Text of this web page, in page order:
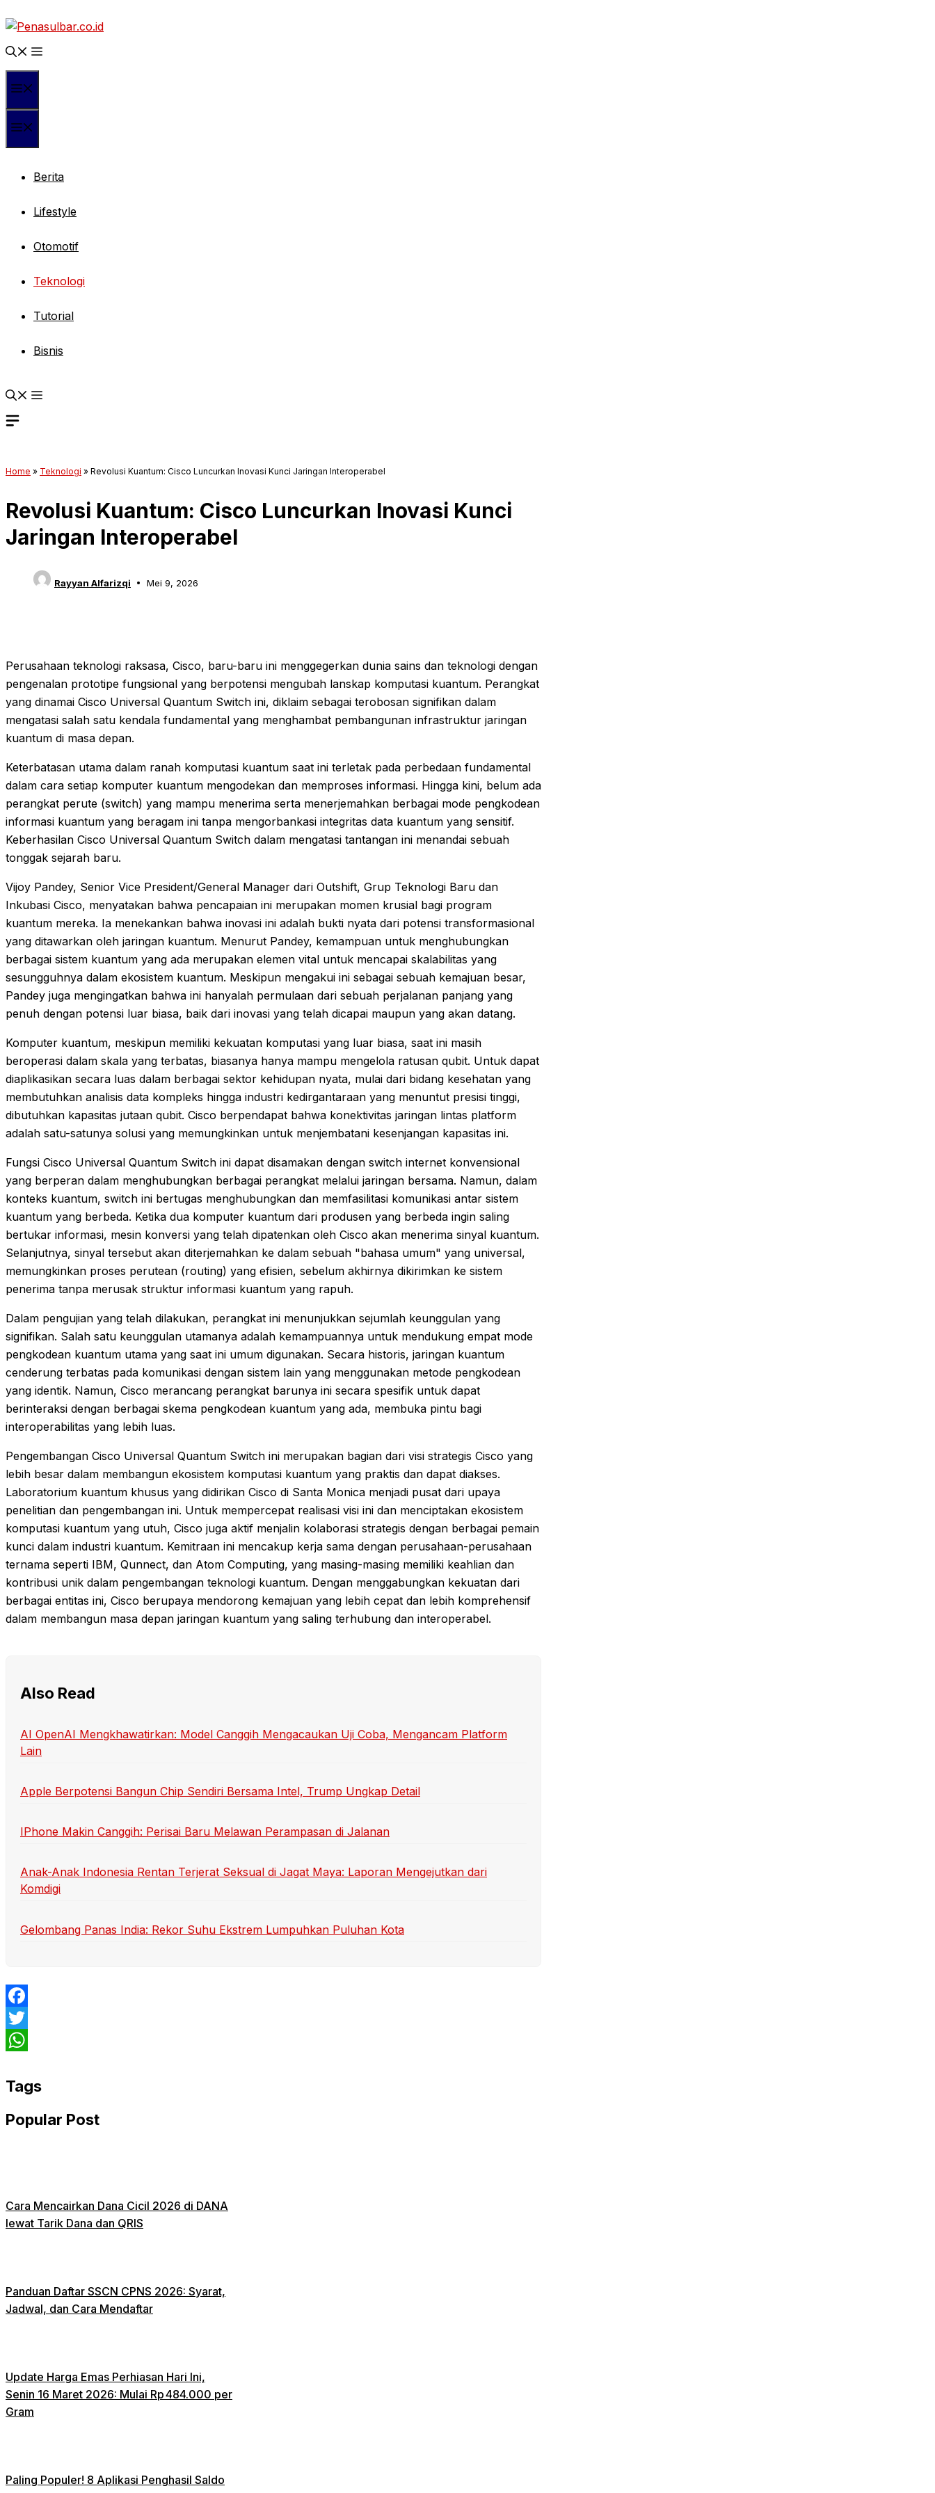
ke
isi
Berita
Lifestyle
Otomotif
Teknologi
Tutorial
Bisnis
Home » Teknologi » Revolusi Kuantum: Cisco Luncurkan Inovasi Kunci Jaringan Interoperabel
Revolusi Kuantum: Cisco Luncurkan Inovasi Kunci
Jaringan Interoperabel
Rayyan Alfarizqi Mei 9, 2026
Perusahaan teknologi raksasa, Cisco, baru-baru ini menggegerkan dunia sains dan teknologi dengan
pengenalan prototipe fungsional yang berpotensi mengubah lanskap komputasi kuantum. Perangkat
yang dinamai Cisco Universal Quantum Switch ini, diklaim sebagai terobosan signifikan dalam
mengatasi salah satu kendala fundamental yang menghambat pembangunan infrastruktur jaringan
kuantum di masa depan.
Keterbatasan utama dalam ranah komputasi kuantum saat ini terletak pada perbedaan fundamental
dalam cara setiap komputer kuantum mengodekan dan memproses informasi. Hingga kini, belum ada
perangkat perute (switch) yang mampu menerima serta menerjemahkan berbagai mode pengkodean
informasi kuantum yang beragam ini tanpa mengorbankasi integritas data kuantum yang sensitif.
Keberhasilan Cisco Universal Quantum Switch dalam mengatasi tantangan ini menandai sebuah
tonggak sejarah baru.
Vijoy Pandey, Senior Vice President/General Manager dari Outshift, Grup Teknologi Baru dan
Inkubasi Cisco, menyatakan bahwa pencapaian ini merupakan momen krusial bagi program
kuantum mereka. Ia menekankan bahwa inovasi ini adalah bukti nyata dari potensi transformasional
yang ditawarkan oleh jaringan kuantum. Menurut Pandey, kemampuan untuk menghubungkan
berbagai sistem kuantum yang ada merupakan elemen vital untuk mencapai skalabilitas yang
sesungguhnya dalam ekosistem kuantum. Meskipun mengakui ini sebagai sebuah kemajuan besar,
Pandey juga mengingatkan bahwa ini hanyalah permulaan dari sebuah perjalanan panjang yang
penuh dengan potensi luar biasa, baik dari inovasi yang telah dicapai maupun yang akan datang.
Komputer kuantum, meskipun memiliki kekuatan komputasi yang luar biasa, saat ini masih
beroperasi dalam skala yang terbatas, biasanya hanya mampu mengelola ratusan qubit. Untuk dapat
diaplikasikan secara luas dalam berbagai sektor kehidupan nyata, mulai dari bidang kesehatan yang
membutuhkan analisis data kompleks hingga industri kedirgantaraan yang menuntut presisi tinggi,
dibutuhkan kapasitas jutaan qubit. Cisco berpendapat bahwa konektivitas jaringan lintas platform
adalah satu-satunya solusi yang memungkinkan untuk menjembatani kesenjangan kapasitas ini.
Fungsi Cisco Universal Quantum Switch ini dapat disamakan dengan switch internet konvensional
yang berperan dalam menghubungkan berbagai perangkat melalui jaringan bersama. Namun, dalam
konteks kuantum, switch ini bertugas menghubungkan dan memfasilitasi komunikasi antar sistem
kuantum yang berbeda. Ketika dua komputer kuantum dari produsen yang berbeda ingin saling
bertukar informasi, mesin konversi yang telah dipatenkan oleh Cisco akan menerima sinyal kuantum.
Selanjutnya, sinyal tersebut akan diterjemahkan ke dalam sebuah "bahasa umum" yang universal,
memungkinkan proses perutean (routing) yang efisien, sebelum akhirnya dikirimkan ke sistem
penerima tanpa merusak struktur informasi kuantum yang rapuh.
Dalam pengujian yang telah dilakukan, perangkat ini menunjukkan sejumlah keunggulan yang
signifikan. Salah satu keunggulan utamanya adalah kemampuannya untuk mendukung empat mode
pengkodean kuantum utama yang saat ini umum digunakan. Secara historis, jaringan kuantum
cenderung terbatas pada komunikasi dengan sistem lain yang menggunakan metode pengkodean
yang identik. Namun, Cisco merancang perangkat barunya ini secara spesifik untuk dapat
berinteraksi dengan berbagai skema pengkodean kuantum yang ada, membuka pintu bagi
interoperabilitas yang lebih luas.
Pengembangan Cisco Universal Quantum Switch ini merupakan bagian dari visi strategis Cisco yang
lebih besar dalam membangun ekosistem komputasi kuantum yang praktis dan dapat diakses.
Laboratorium kuantum khusus yang didirikan Cisco di Santa Monica menjadi pusat dari upaya
penelitian dan pengembangan ini. Untuk mempercepat realisasi visi ini dan menciptakan ekosistem
komputasi kuantum yang utuh, Cisco juga aktif menjalin kolaborasi strategis dengan berbagai pemain
kunci dalam industri kuantum. Kemitraan ini mencakup kerja sama dengan perusahaan-perusahaan
ternama seperti IBM, Qunnect, dan Atom Computing, yang masing-masing memiliki keahlian dan
kontribusi unik dalam pengembangan teknologi kuantum. Dengan menggabungkan kekuatan dari
berbagai entitas ini, Cisco berupaya mendorong kemajuan yang lebih cepat dan lebih komprehensif
dalam membangun masa depan jaringan kuantum yang saling terhubung dan interoperabel.
Also Read
AI OpenAI Mengkhawatirkan: Model Canggih Mengacaukan Uji Coba, Mengancam Platform
Lain
Apple Berpotensi Bangun Chip Sendiri Bersama Intel, Trump Ungkap Detail
IPhone Makin Canggih: Perisai Baru Melawan Perampasan di Jalanan
Anak-Anak Indonesia Rentan Terjerat Seksual di Jagat Maya: Laporan Mengejutkan dari
Komdigi
Gelombang Panas India: Rekor Suhu Ekstrem Lumpuhkan Puluhan Kota
Facebook
Twitter
Tags
Popular Post
Cara Mencairkan Dana Cicil 2026 di DANA
lewat Tarik Dana dan QRIS
Panduan Daftar SSCN CPNS 2026: Syarat,
Jadwal, dan Cara Mendaftar
Update Harga Emas Perhiasan Hari Ini,
Senin 16 Maret 2026: Mulai Rp 484.000 per
Gram
Paling Populer! 8 Aplikasi Penghasil Saldo